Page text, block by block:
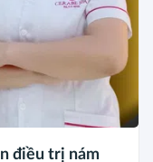
điều trị nám